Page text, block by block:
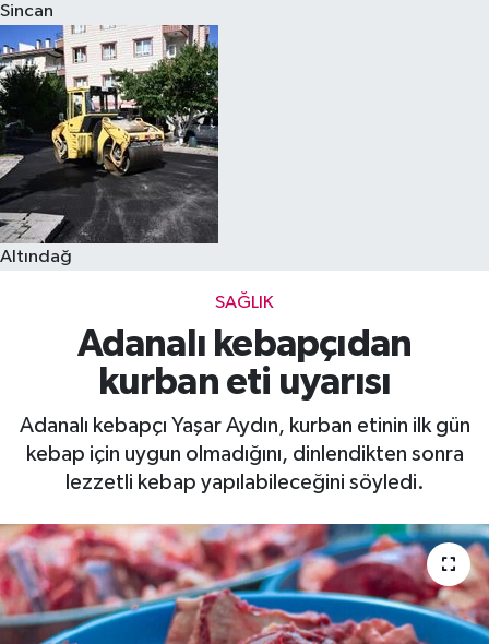
Sincan
Altındağ
SAĞLIK
Adanalı kebapçıdan
kurban eti uyarısı
Adanalı kebapçı Yaşar Aydın, kurban etinin ilk gün
kebap için uygun olmadığını, dinlendikten sonra
lezzetli kebap yapılabileceğini söyledi.